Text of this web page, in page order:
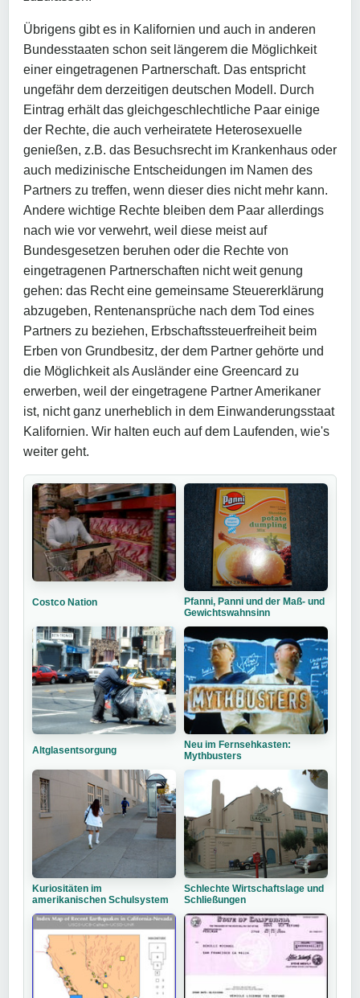
Übrigens gibt es in Kalifornien und auch in anderen
Bundesstaaten schon seit längerem die Möglichkeit
einer eingetragenen Partnerschaft. Das entspricht
ungefähr dem derzeitigen deutschen Modell. Durch
Eintrag erhält das gleichgeschlechtliche Paar einige
der Rechte, die auch verheiratete Heterosexuelle
genießen, z.B. das Besuchsrecht im Krankenhaus oder
auch medizinische Entscheidungen im Namen des
Partners zu treffen, wenn dieser dies nicht mehr kann.
Andere wichtige Rechte bleiben dem Paar allerdings
nach wie vor verwehrt, weil diese meist auf
Bundesgesetzen beruhen oder die Rechte von
eingetragenen Partnerschaften nicht weit genung
gehen: das Recht eine gemeinsame Steuererklärung
abzugeben, Rentenansprüche nach dem Tod eines
Partners zu beziehen, Erbschaftssteuerfreiheit beim
Erben von Grundbesitz, der dem Partner gehörte und
die Möglichkeit als Ausländer eine Greencard zu
erwerben, weil der eingetragene Partner Amerikaner
ist, nicht ganz unerheblich in dem Einwanderungsstaat
Kalifornien. Wir halten euch auf dem Laufenden, wie's
weiter geht.
Costco Nation
Pfanni, Panni und der Maß- und
Gewichtswahnsinn
Altglasentsorgung
Neu im Fernsehkasten:
Mythbusters
Kuriositäten im
amerikanischen Schulsystem
Schlechte Wirtschaftslage und
Schließungen